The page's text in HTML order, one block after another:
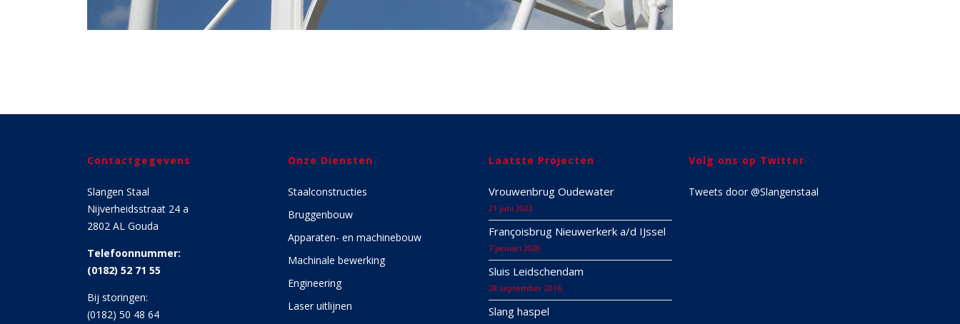
Contactgegevens
Slangen Staal
Nijverheidsstraat 24 a
2802 AL Gouda
Telefoonnummer:
(0182) 52 71 55
Bij storingen:
(0182) 50 48 64
Onze Diensten
Staalconstructies
Bruggenbouw
Apparaten- en machinebouw
Machinale bewerking
Engineering
Laser uitlijnen
Laatste Projecten
Vrouwenbrug Oudewater
21 juni 2022
Françoisbrug Nieuwerkerk a/d IJssel
7 januari 2020
Sluis Leidschendam
28 september 2016
Slang haspel
Volg ons op Twitter
Tweets door @Slangenstaal